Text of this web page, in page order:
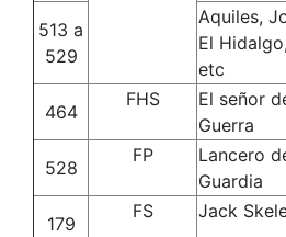
513 a
529
Aquiles,
El Hidalgo,
etc
464
FHS
El señor
Guerra
528
FP
Lancero
Guardia
179
FS Jack